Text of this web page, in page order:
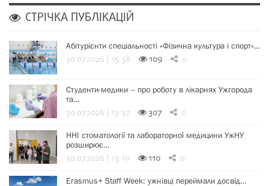
СТРІЧКА ПУБЛІКАЦІЙ
Абітурієнти спеціальності «Фізична культура і спорт»…
30.07.2026 | 15:38 109 0
Студенти-медики – про роботу в лікарнях Ужгорода
та…
30.07.2026 | 13:37 307 0
ННІ стоматології та лабораторної медицини УжНУ
розширює…
30.07.2026 | 13:19 110 0
Erasmus+ Staff Week: ужнівці переймали досвід…